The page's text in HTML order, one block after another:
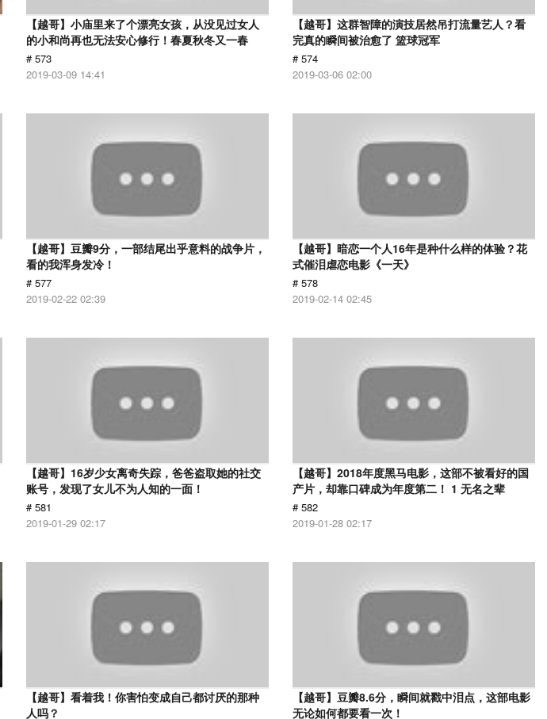
【越哥】小庙里来了个漂亮女孩，从没见过女人
的小和尚再也无法安心修行！春夏秋冬又一春
# 573
2019-03-09 14:41
【越哥】这群智障的演技居然吊打流量艺人？看
完真的瞬间被治愈了 篮球冠军
# 574
2019-03-06 02:00
【越哥】豆瓣9分，一部结尾出乎意料的战争片，
看的我浑身发冷！
# 577
2019-02-22 02:39
【越哥】暗恋一个人16年是种什么样的体验？花
式催泪虐恋电影《一天》
# 578
2019-02-14 02:45
【越哥】16岁少女离奇失踪，爸爸盗取她的社交
账号，发现了女儿不为人知的一面！
# 581
2019-01-29 02:17
【越哥】2018年度黑马电影，这部不被看好的国
产片，却靠口碑成为年度第二！ 1 无名之辈
# 582
2019-01-28 02:17
【越哥】看着我！你害怕变成自己都讨厌的那种
人吗？
【越哥】豆瓣8.6分，瞬间就戳中泪点，这部电影
无论如何都要看一次！